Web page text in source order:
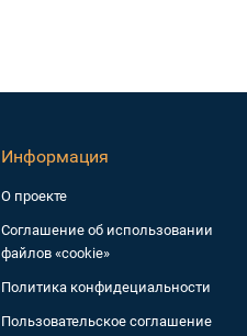
Информация
О проекте
Соглашение об использовании
файлов «cookie»
Политика конфидециальности
Пользовательское соглашение